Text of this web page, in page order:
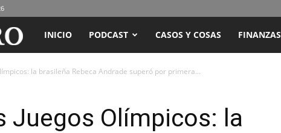
ENCUENTRO
RADIO
INICIO PODCAST CASOS Y COSAS FINANZAS
la brasileña Rebeca Andrade superó por primera...
Juegos Olímpicos: la